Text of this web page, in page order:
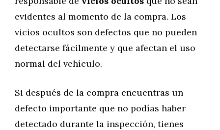
evidentes al momento de la compra. Los
vicios ocultos son defectos que no pueden
detectarse fácilmente y que afectan el uso
normal del vehículo.
Si después de la compra encuentras un
defecto importante que no podías haber
detectado durante la inspección, tienes